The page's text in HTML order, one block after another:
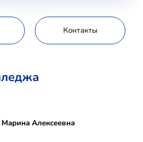
Контакты
Марина Алексеевна